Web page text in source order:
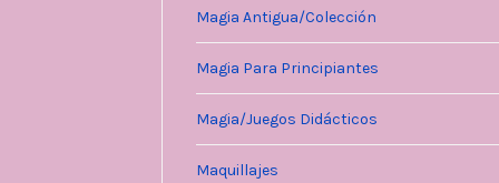
Magia Antigua/Colección
Magia Para Principiantes
Magia/Juegos Didácticos
Maquillajes